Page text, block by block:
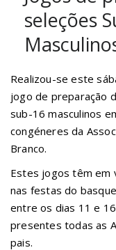
seleções
Realizou-se este
jogo de preparação
sub-16 masculinos
congéneres da
Branco.
Estes jogos têm em
nas festas do
entre os dias 11 e
presentes todas as
pais.